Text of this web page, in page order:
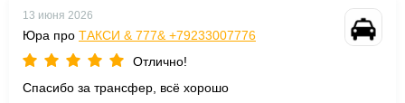
13 июня 2026
Юра про ТАКСИ & 777& +79233007776
Отлично!
Спасибо за трансфер, всё хорошо